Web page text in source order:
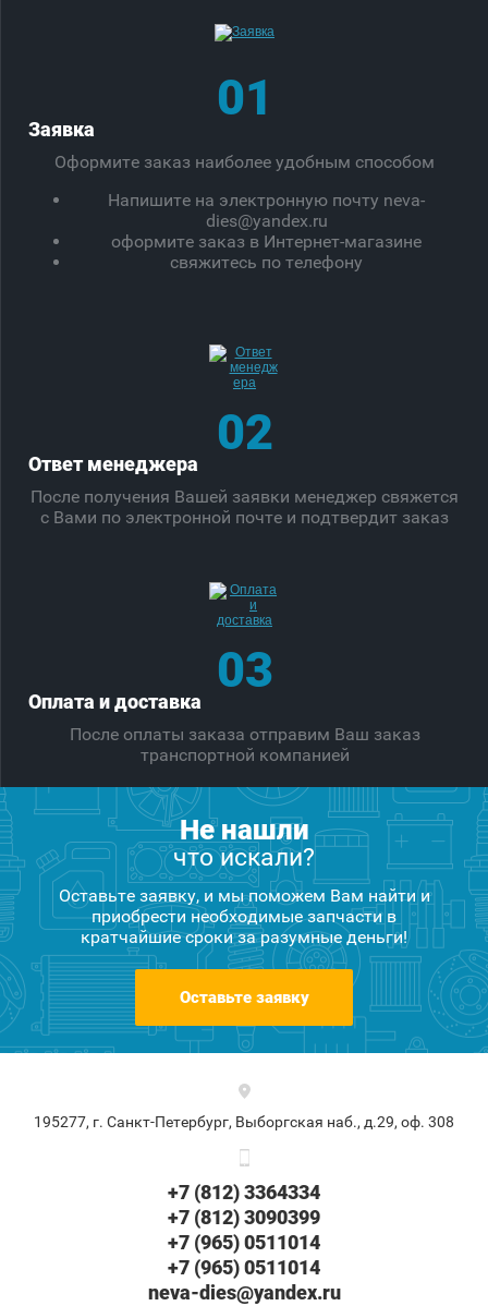
01
Заявка
Оформите заказ наиболее удобным способом
Напишите на электронную почту neva-
dies@yandex.ru
оформите заказ в Интернет-магазине
свяжитесь по телефону
02
Ответ менеджера
После получения Вашей заявки менеджер свяжется
с Вами по электронной почте и подтвердит заказ
03
Оплата и доставка
После оплаты заказа отправим Ваш заказ
транспортной компанией
Не нашли
что искали?
Оставьте заявку, и мы поможем Вам найти и
приобрести необходимые запчасти в
кратчайшие сроки за разумные деньги!
Оставьте заявку
195277, г. Санкт-Петербург, Выборгская наб., д.29, оф. 308
+7 (812) 3364334
+7 (812) 3090399
+7 (965) 0511014
+7 (965) 0511014
neva-dies@yandex.ru